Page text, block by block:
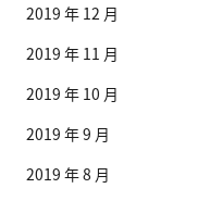
2019 年 12 月
2019 年 11 月
2019 年 10 月
2019 年 9 月
2019 年 8 月